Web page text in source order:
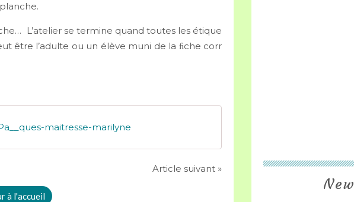
L’atelier se termine quand toutes les étique
être l’adulte ou un élève muni de la ﬁche corr
maitresse-marilyne
Article suivant »
à l'accueil